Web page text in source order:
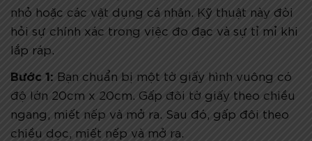
nhỏ hoặc các vật dụng cá nhân. Kỹ thuật này đòi
hỏi sự chính xác trong việc đo đạc và sự tỉ mỉ khi
lắp ráp.
Bước 1: Bạn chuẩn bị một tờ giấy hình vuông có
độ lớn 20cm x 20cm. Gấp đôi tờ giấy theo chiều
ngang, miết nếp và mở ra. Sau đó, gấp đôi theo
chiều dọc, miết nếp và mở ra.